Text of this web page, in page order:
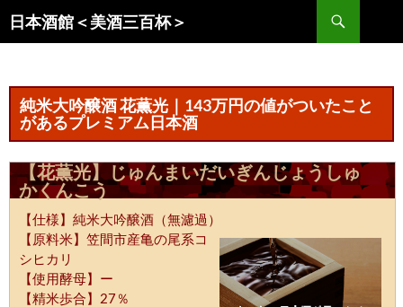
ン
ス
キ
プ
日本酒館＜美酒三百杯＞
索
純米大吟醸酒 花薫光｜143万円の値がついたこと
があるプレミアム日本酒
【花薫光】じゅんまいだいぎんじょうしゅ
かくんこう
【仕様】純米大吟醸酒（無濾過）
【原料米】笠間市産亀の尾系コ
シヒカリ
【使用酵母】ー
【精米歩合】27％